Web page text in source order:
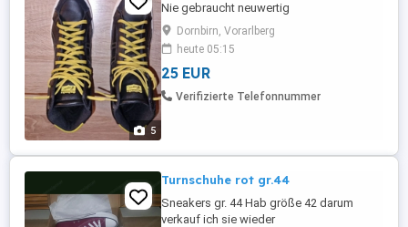
5
Nie gebraucht neuwertig
Dornbirn, Vorarlberg
heute 05:15
25 EUR
Verifizierte Telefonnummer
Turnschuhe rot gr.44
Sneakers gr. 44 Hab größe 42 darum
verkauf ich sie wieder